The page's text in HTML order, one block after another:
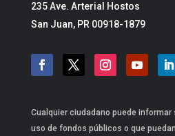
235 Ave. Arterial Hostos
San Juan, PR 00918-1879
Cualquier ciudadano puede informar
uso de fondos públicos o que